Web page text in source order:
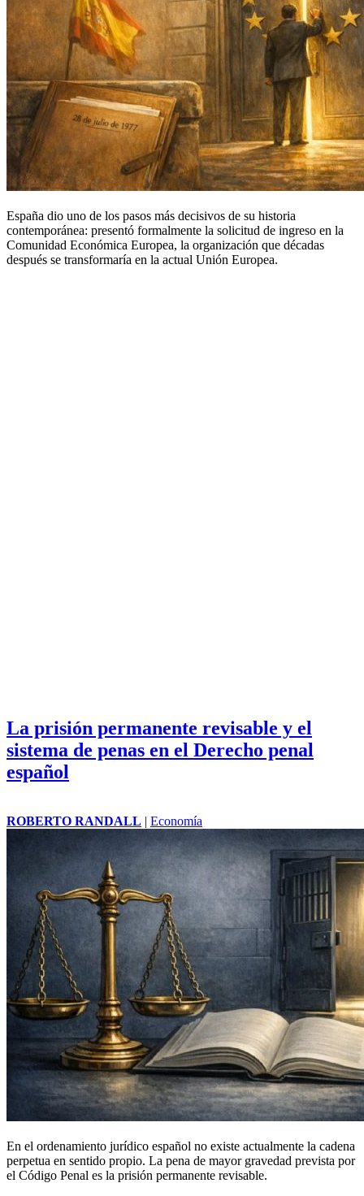
España dio uno de los pasos más decisivos de su historia
contemporánea: presentó formalmente la solicitud de ingreso en la
Comunidad Económica Europea, la organización que décadas
después se transformaría en la actual Unión Europea.
La prisión permanente revisable y el
sistema de penas en el Derecho penal
español
ROBERTO RANDALL | Economía
En el ordenamiento jurídico español no existe actualmente la cadena
perpetua en sentido propio. La pena de mayor gravedad prevista por
el Código Penal es la prisión permanente revisable.